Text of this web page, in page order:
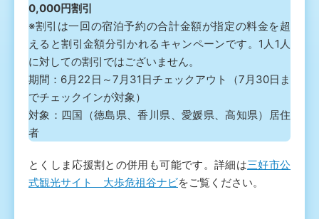
0,000円割引
※割引は一回の宿泊予約の合計金額が指定の料金を超
えると割引金額分引かれるキャンペーンです。1人1人
に対しての割引ではございません。
期間：6月22日～7月31日チェックアウト（7月30日ま
でチェックインが対象）
対象：四国（徳島県、香川県、愛媛県、高知県）居住
者
とくしま応援割との併用も可能です。詳細は三好市公
式観光サイト 大歩危祖谷ナビをご覧ください。